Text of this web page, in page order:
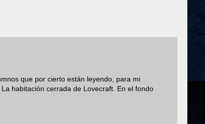
que por cierto están leyendo, para mi
habitación cerrada de Lovecraft. En el fondo